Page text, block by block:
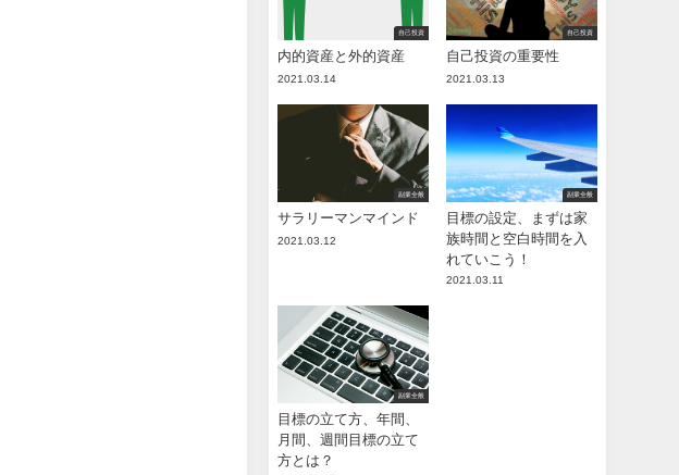
自己投資
内的資産と外的資産
2021.03.14
自己投資
自己投資の重要性
2021.03.13
副業全般
サラリーマンマインド
2021.03.12
副業全般
目標の設定、まずは家
族時間と空白時間を入
れていこう！
2021.03.11
副業全般
目標の立て方、年間、
月間、週間目標の立て
方とは？